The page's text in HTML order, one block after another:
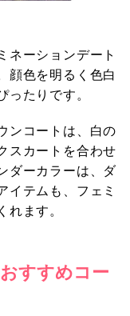
ネーションデート
顔色を明るく色白
ったりです。
ンコートは、白の
スカートを合わせ
ダーカラーは、ダ
イテムも、フェミ
れます。
すすめコー